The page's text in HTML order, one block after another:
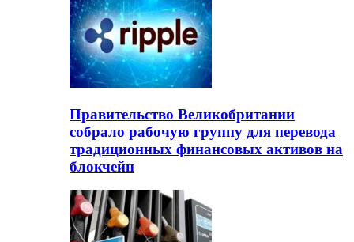
Правительство Великобритании
собрало рабочую группу для перевода
традиционных финансовых активов на
блокчейн